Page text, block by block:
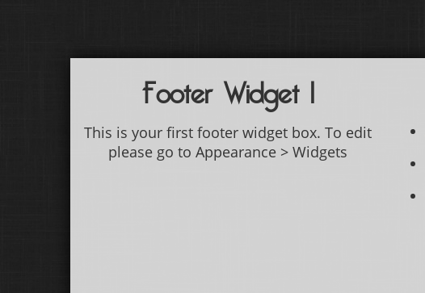
Footer Widget 1
This is your first footer widget box. To edit
please go to Appearance > Widgets